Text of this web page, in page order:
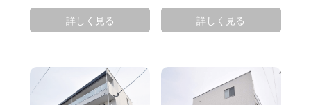
詳しく見る 詳しく見る